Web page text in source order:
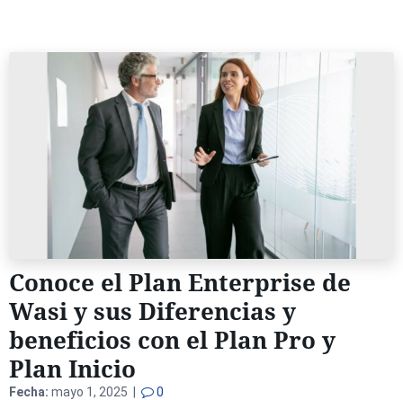
Conoce el Plan Enterprise de
Wasi y sus Diferencias y
beneficios con el Plan Pro y
Plan Inicio
Fecha: mayo 1, 2025 | 0